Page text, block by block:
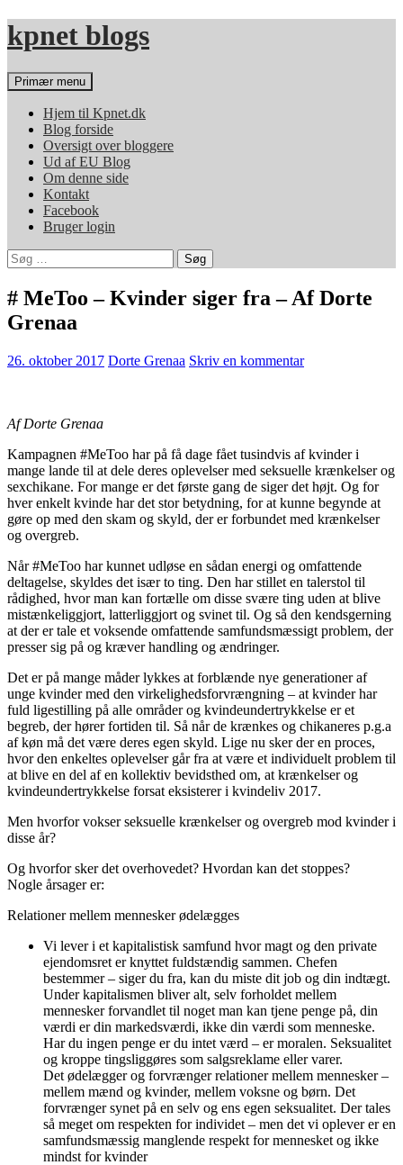
Hop
til
kpnet blogs
Søg
Primær menu
Hjem til Kpnet.dk
Blog forside
Oversigt over bloggere
Ud af EU Blog
Om denne side
Kontakt
Facebook
Bruger login
Søg
efter:
# MeToo – Kvinder siger fra – Af Dorte
Grenaa
26. oktober 2017 Dorte Grenaa Skriv en kommentar
Af Dorte Grenaa
Kampagnen #MeToo har på få dage fået tusindvis af kvinder i
mange lande til at dele deres oplevelser med seksuelle krænkelser og
sexchikane. For mange er det første gang de siger det højt. Og for
hver enkelt kvinde har det stor betydning, for at kunne begynde at
gøre op med den skam og skyld, der er forbundet med krænkelser
og overgreb.
Når #MeToo har kunnet udløse en sådan energi og omfattende
deltagelse, skyldes det især to ting. Den har stillet en talerstol til
rådighed, hvor man kan fortælle om disse svære ting uden at blive
mistænkeliggjort, latterliggjort og svinet til. Og så den kendsgerning
at der er tale et voksende omfattende samfundsmæssigt problem, der
presser sig på og kræver handling og ændringer.
Det er på mange måder lykkes at forblænde nye generationer af
unge kvinder med den virkelighedsforvrængning – at kvinder har
fuld ligestilling på alle områder og kvindeundertrykkelse er et
begreb, der hører fortiden til. Så når de krænkes og chikaneres p.g.a
af køn må det være deres egen skyld. Lige nu sker der en proces,
hvor den enkeltes oplevelser går fra at være et individuelt problem til
at blive en del af en kollektiv bevidsthed om, at krænkelser og
kvindeundertrykkelse forsat eksisterer i kvindeliv 2017.
Men hvorfor vokser seksuelle krænkelser og overgreb mod kvinder i
disse år?
Og hvorfor sker det overhovedet? Hvordan kan det stoppes?
Nogle årsager er:
Relationer mellem mennesker ødelægges
Vi lever i et kapitalistisk samfund hvor magt og den private
ejendomsret er knyttet fuldstændig sammen. Chefen
bestemmer – siger du fra, kan du miste dit job og din indtægt.
Under kapitalismen bliver alt, selv forholdet mellem
mennesker forvandlet til noget man kan tjene penge på, din
værdi er din markedsværdi, ikke din værdi som menneske.
Har du ingen penge er du intet værd – er moralen. Seksualitet
og kroppe tingsliggøres som salgsreklame eller varer.
Det ødelægger og forvrænger relationer mellem mennesker –
mellem mænd og kvinder, mellem voksne og børn. Det
forvrænger synet på en selv og ens egen seksualitet. Der tales
så meget om respekten for individet – men det vi oplever er en
samfundsmæssig manglende respekt for mennesket og ikke
mindst for kvinder